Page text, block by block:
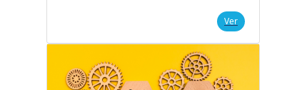
Ver